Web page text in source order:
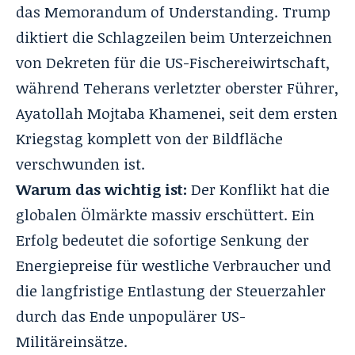
das Memorandum of Understanding. Trump
diktiert die Schlagzeilen beim Unterzeichnen
von Dekreten für die US-Fischereiwirtschaft,
während Teherans verletzter oberster Führer,
Ayatollah Mojtaba Khamenei, seit dem ersten
Kriegstag komplett von der Bildfläche
verschwunden ist.
Warum das wichtig ist: Der Konflikt hat die
globalen Ölmärkte massiv erschüttert. Ein
Erfolg bedeutet die sofortige Senkung der
Energiepreise für westliche Verbraucher und
die langfristige Entlastung der Steuerzahler
durch das Ende unpopulärer US-
Militäreinsätze.